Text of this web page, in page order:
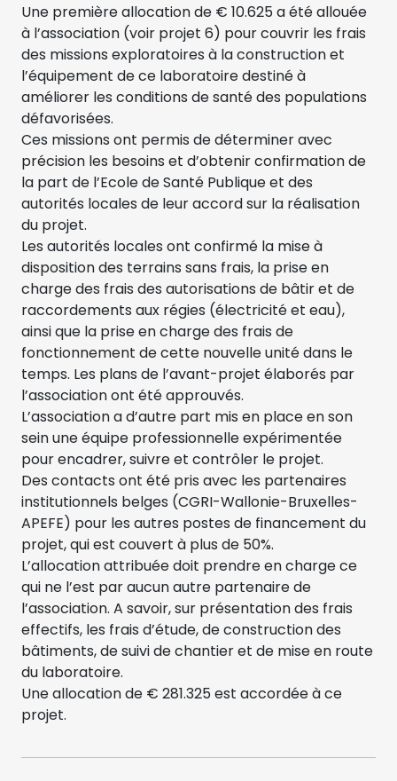
Une première allocation de € 10.625 a été allouée
à l’association (voir projet 6) pour couvrir les frais
des missions exploratoires à la construction et
l’équipement de ce laboratoire destiné à
améliorer les conditions de santé des populations
défavorisées.
Ces missions ont permis de déterminer avec
précision les besoins et d’obtenir confirmation de
la part de l’Ecole de Santé Publique et des
autorités locales de leur accord sur la réalisation
du projet.
Les autorités locales ont confirmé la mise à
disposition des terrains sans frais, la prise en
charge des frais des autorisations de bâtir et de
raccordements aux régies (électricité et eau),
ainsi que la prise en charge des frais de
fonctionnement de cette nouvelle unité dans le
temps. Les plans de l’avant-projet élaborés par
l’association ont été approuvés.
L’association a d’autre part mis en place en son
sein une équipe professionnelle expérimentée
pour encadrer, suivre et contrôler le projet.
Des contacts ont été pris avec les partenaires
institutionnels belges (CGRI-Wallonie-Bruxelles-
APEFE) pour les autres postes de financement du
projet, qui est couvert à plus de 50%.
L’allocation attribuée doit prendre en charge ce
qui ne l’est par aucun autre partenaire de
l’association. A savoir, sur présentation des frais
effectifs, les frais d’étude, de construction des
bâtiments, de suivi de chantier et de mise en route
du laboratoire.
Une allocation de € 281.325 est accordée à ce
projet.